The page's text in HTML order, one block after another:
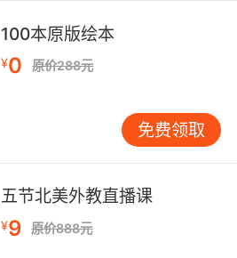
100本原版绘本
¥0 原价288元
免费领取
五节北美外教直播课
¥9 原价888元